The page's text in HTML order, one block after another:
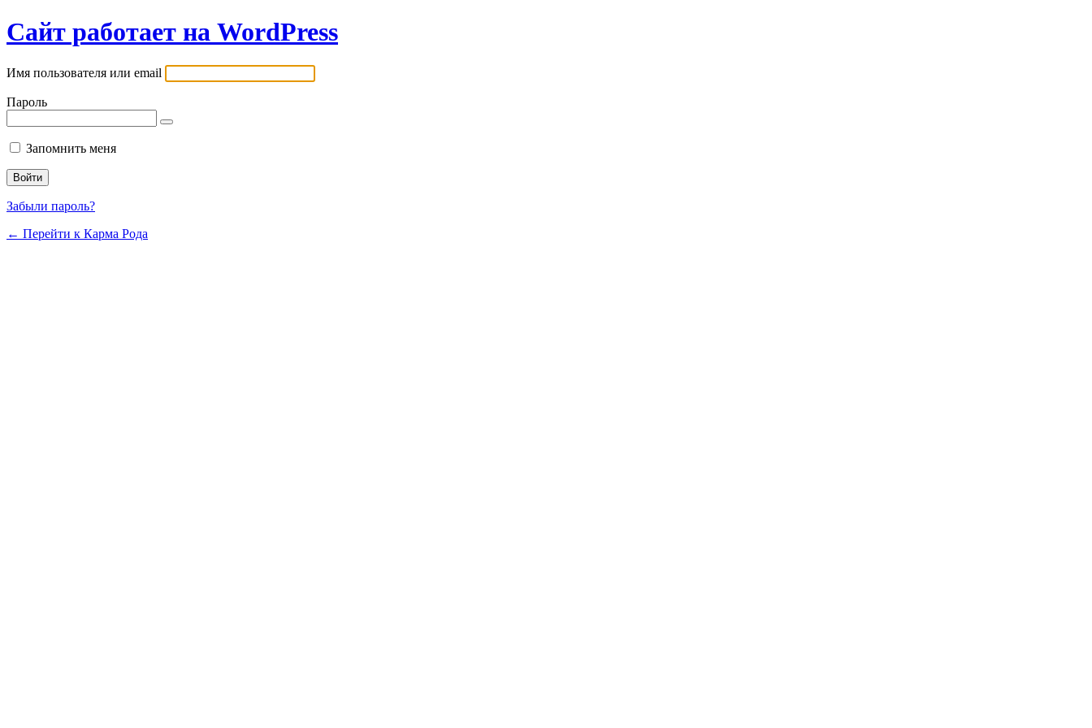
Сайт работает на WordPress
Имя пользователя или email
Пароль
Запомнить меня
Забыли пароль?
← Перейти к Карма Рода